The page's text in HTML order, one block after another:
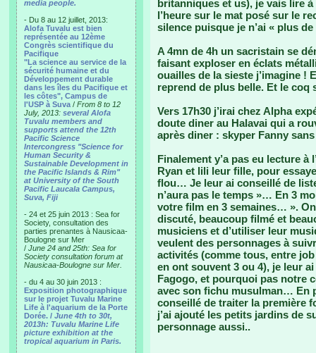
media people.
- Du 8 au 12 juillet, 2013:
Alofa Tuvalu est bien
représentée au 12ème
Congrès scientifique du
Pacifique
"La science au service de la
sécurité humaine et du
Développement durable
dans les îles du Pacifique et
les côtes", Campus de
l'USP à Suva / From 8 to 12
July, 2013: several Alofa
Tuvalu members and
supports attend the 12th
Pacific Science
Intercongress "Science for
Human Security &
Sustainable Development in
the Pacific Islands & Rim"
at University of the South
Pacific Laucala Campus,
Suva, Fiji
- 24 et 25 juin 2013 : Sea for
Society, consultation des
parties prenantes à Nausicaa-
Boulogne sur Mer
/ June 24 and 25th: Sea for
Society consultation forum at
Nausicaa-Boulogne sur Mer.
- du 4 au 30 juin 2013 :
Exposition photographique
sur le projet Tuvalu Marine
Life à l'aquarium de la Porte
Dorée. / June 4th to 30t,
2013h: Tuvalu Marine Life
picture exhibition at the
tropical aquarium in Paris.
britanniques et us), je vais lire
l’heure sur le mat posé sur le
silence puisque je n’ai « plus
A 4mn de 4h un sacristain se
faisant exploser en éclats
ouailles de la sieste j’imagine !
reprend de plus belle. Et le coq
Vers 17h30 j’irai chez Alpha
doute diner au Halavai qui a
après diner : skyper Fanny
Finalement y’a pas eu lecture à
Ryan et lili leur fille, pour
flou… Je leur ai conseillé de
n’aura pas le temps »… En 3
votre film en 3 semaines… ».
discuté, beaucoup filmé et
musiciens et d’utiliser leur
veulent des personnages à
activités (comme tous, entre
en ont souvent 3 ou 4), je leur
Fagogo, et pourquoi pas notre
avec son fichu musulman… En
conseillé de traiter la première
j’ai ajouté les petits jardins de
personnage aussi..